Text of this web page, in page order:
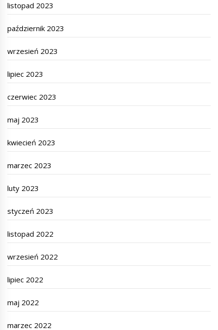
listopad 2023
październik 2023
wrzesień 2023
lipiec 2023
czerwiec 2023
maj 2023
kwiecień 2023
marzec 2023
luty 2023
styczeń 2023
listopad 2022
wrzesień 2022
lipiec 2022
maj 2022
marzec 2022